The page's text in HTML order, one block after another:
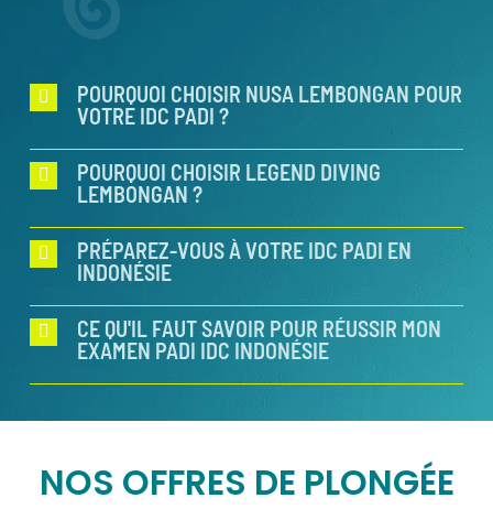
POURQUOI CHOISIR NUSA LEMBONGAN POUR
VOTRE IDC PADI ?
POURQUOI CHOISIR LEGEND DIVING
LEMBONGAN ?
PRÉPAREZ-VOUS À VOTRE IDC PADI EN
INDONÉSIE
CE QU'IL FAUT SAVOIR POUR RÉUSSIR MON
EXAMEN PADI IDC INDONÉSIE
NOS OFFRES DE PLONGÉE